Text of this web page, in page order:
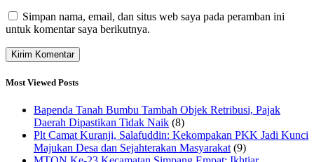
Simpan nama, email, dan situs web saya pada peramban ini
untuk komentar saya berikutnya.
Most Viewed Posts
Bapenda Tanah Bumbu Tambah Objek Retribusi, Pajak
Daerah Dipastikan Tidak Naik (8)
Plt Camat Kuranji, Salafuddin: Kekompakan PKK Jadi Kunci
Majukan Desa dan Sejahterakan Masyarakat (9)